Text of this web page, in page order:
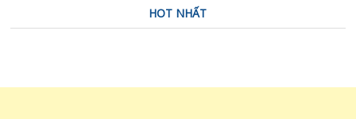
HOT NHẤT